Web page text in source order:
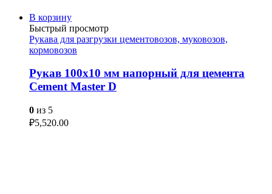
В корзину
Быстрый просмотр
Рукава для разгрузки цементовозов, муковозов,
кормовозов
Рукав 100х10 мм напорный для цемента
Cement Master D
0 из 5
₽5,520.00